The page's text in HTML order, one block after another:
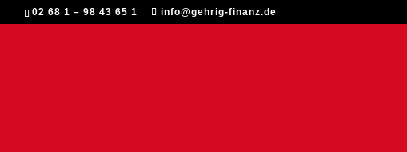
02 68 1 – 98 43 65 1 info@gehrig-finanz.de